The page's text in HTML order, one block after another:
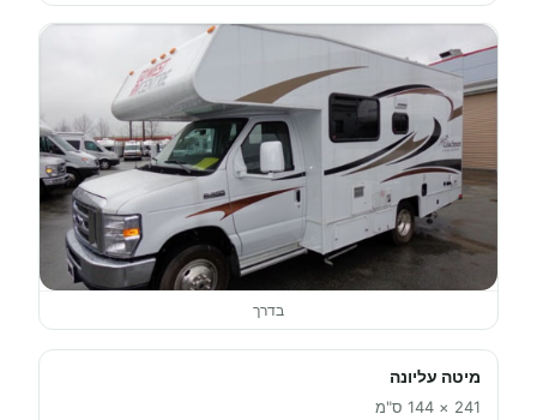
בדרך
מיטה עליונה
241 × 144 ס"מ